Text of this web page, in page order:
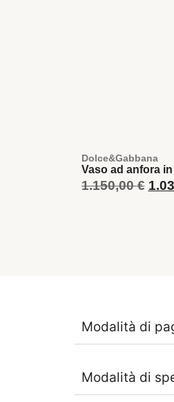
Dolce&Gabbana
Vaso ad anfora
1.150,00€
Modalità di
Modalità di